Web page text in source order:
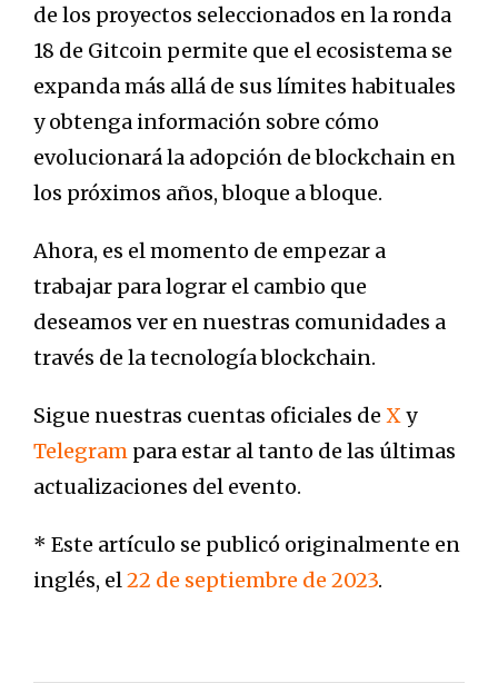
de los proyectos seleccionados en la ronda
18 de Gitcoin permite que el ecosistema se
expanda más allá de sus límites habituales
y obtenga información sobre cómo
evolucionará la adopción de blockchain en
los próximos años, bloque a bloque.
Ahora, es el momento de empezar a
trabajar para lograr el cambio que
deseamos ver en nuestras comunidades a
través de la tecnología blockchain.
Sigue nuestras cuentas oficiales de Xy
Telegram para estar al tanto de las últimas
actualizaciones del evento.
* Este artículo se publicó originalmente en
inglés, el22 de septiembre de 2023.